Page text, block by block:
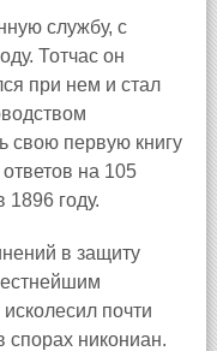
службу, с
Тотчас он
при нем и стал
свою первую книгу
на 105
году.
в защиту
почти
никониан.